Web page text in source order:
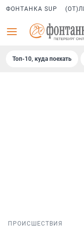
ФОНТАНКА SUP
Топ-10, куда поехать
ПРОИСШЕСТВИЯ